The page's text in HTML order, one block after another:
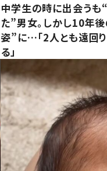
中学生の時に出会うも
た”男女。しかし10年
姿”に…「2人とも遠回
る」